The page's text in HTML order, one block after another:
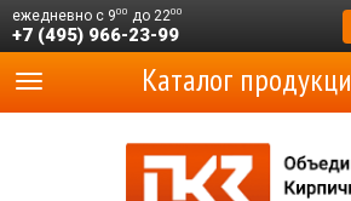
ежедневно с 900 до 2200
+7 (495) 966-23-99
Каталог